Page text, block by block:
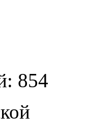
854